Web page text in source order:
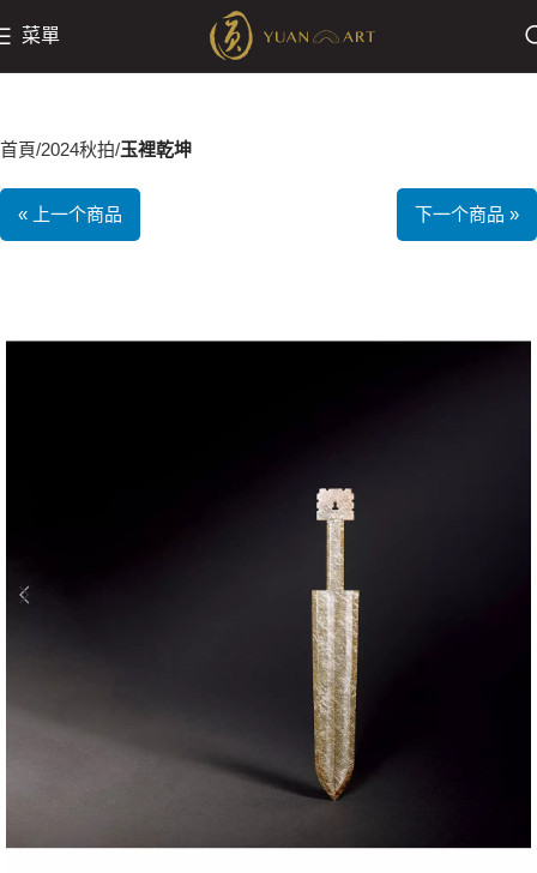
菜單
首頁 2024秋拍 玉裡乾坤
« 上一个商品 下一个商品 »